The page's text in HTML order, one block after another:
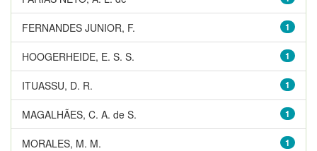
1
FERNANDES JUNIOR, F.
1
HOOGERHEIDE, E. S. S.
1
ITUASSU, D. R.
1
MAGALHÃES, C. A. de S.
1
MORALES, M. M.